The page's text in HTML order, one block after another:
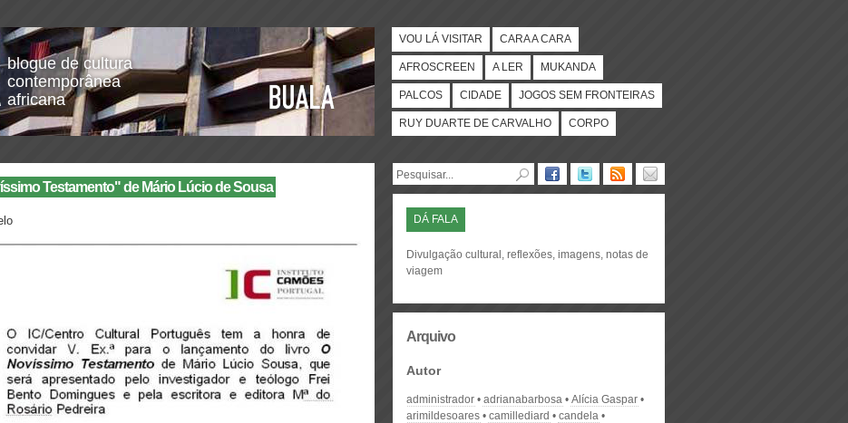
blogue de cultura
contemporânea
africana
VOU LÁ VISITAR CARA A CARA
AFROSCREEN A LER MUKANDA
PALCOS CIDADE JOGOS SEM FRONTEIRAS
RUY DUARTE DE CARVALHO CORPO
Testamento" de Mário Lúcio de Sousa
DÁ FALA
Divulgação cultural, reflexões, imagens, notas de
viagem
Arquivo
Autor
administrador adrianabarbosa
Alícia Gaspar
arimildesoares
camillediard
candela